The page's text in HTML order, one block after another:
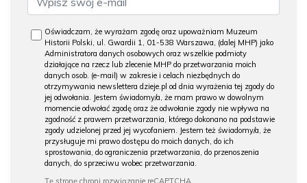
Oświadczam, że wyrażam zgodę oraz upoważniam Muzeum
Historii Polski, ul. Gwardii 1, 01-538 Warszawa, (dalej MHP) jako
Administratora danych osobowych oraz wszelkie podmioty
działające na rzecz lub zlecenie MHP do przetwarzania moich
danych osob. (e-mail) w zakresie i celach niezbędnych do
otrzymywania newslettera dzieje.pl od dnia wyrażenia tej zgody do
jej odwołania. Jestem świadomy/a, że mam prawo w dowolnym
momencie odwołać zgodę oraz że odwołanie zgody nie wpływa na
zgodność z prawem przetwarzania, którego dokonano na podstawie
zgody udzielonej przed jej wycofaniem. Jestem też świadomy/a, że
przysługuje mi prawo dostępu do moich danych, do ich
sprostowania, do ograniczenia przetwarzania, do przenoszenia
danych, do sprzeciwu wobec przetwarzania.